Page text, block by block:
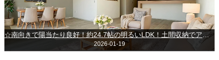
☆南向きで陽当たり良好！約24.7帖の明るいLDK！土間収納でアウトドア用品も収納☆～君津市大和田～
2026-01-19